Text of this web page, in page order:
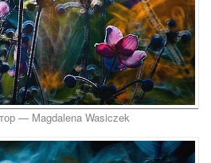
— Magdalena Wasiczek